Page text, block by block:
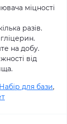
міцності
разів.
на добу.
від
Набір для бази,